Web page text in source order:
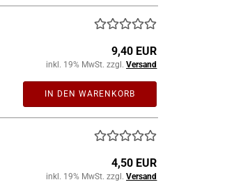
9,40 EUR
inkl. 19% MwSt. zzgl.Versand
IN DEN WARENKORB
4,50 EUR
inkl. 19% MwSt. zzgl.Versand